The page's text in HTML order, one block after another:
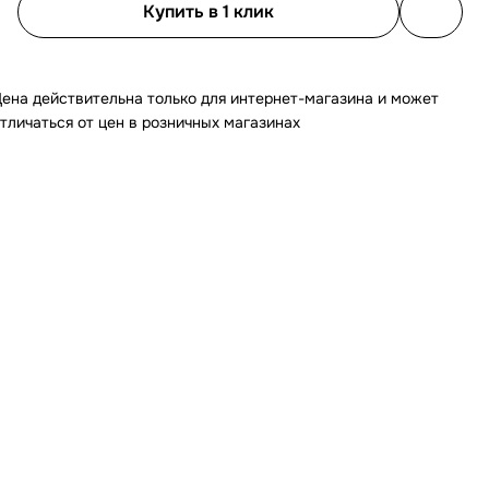
Купить в 1 клик
действительна только для интернет-магазина и может
от цен в розничных магазинах